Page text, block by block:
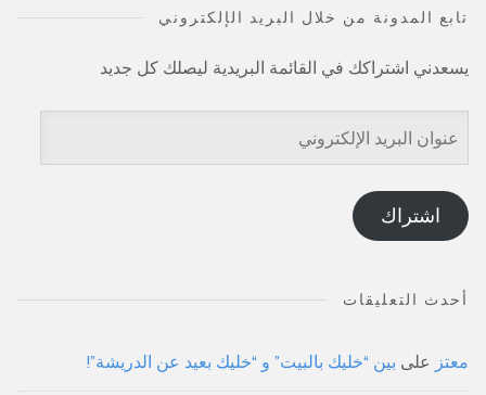
تابع المدونة من خلال البريد الإلكتروني
يسعدني اشتراكك في القائمة البريدية ليصلك كل جديد
عنوان
البريد
الإلكتروني
اشتراك
أحدث التعليقات
معتز على بين “خليك بالبيت” و “خليك بعيد عن الدريشة”!